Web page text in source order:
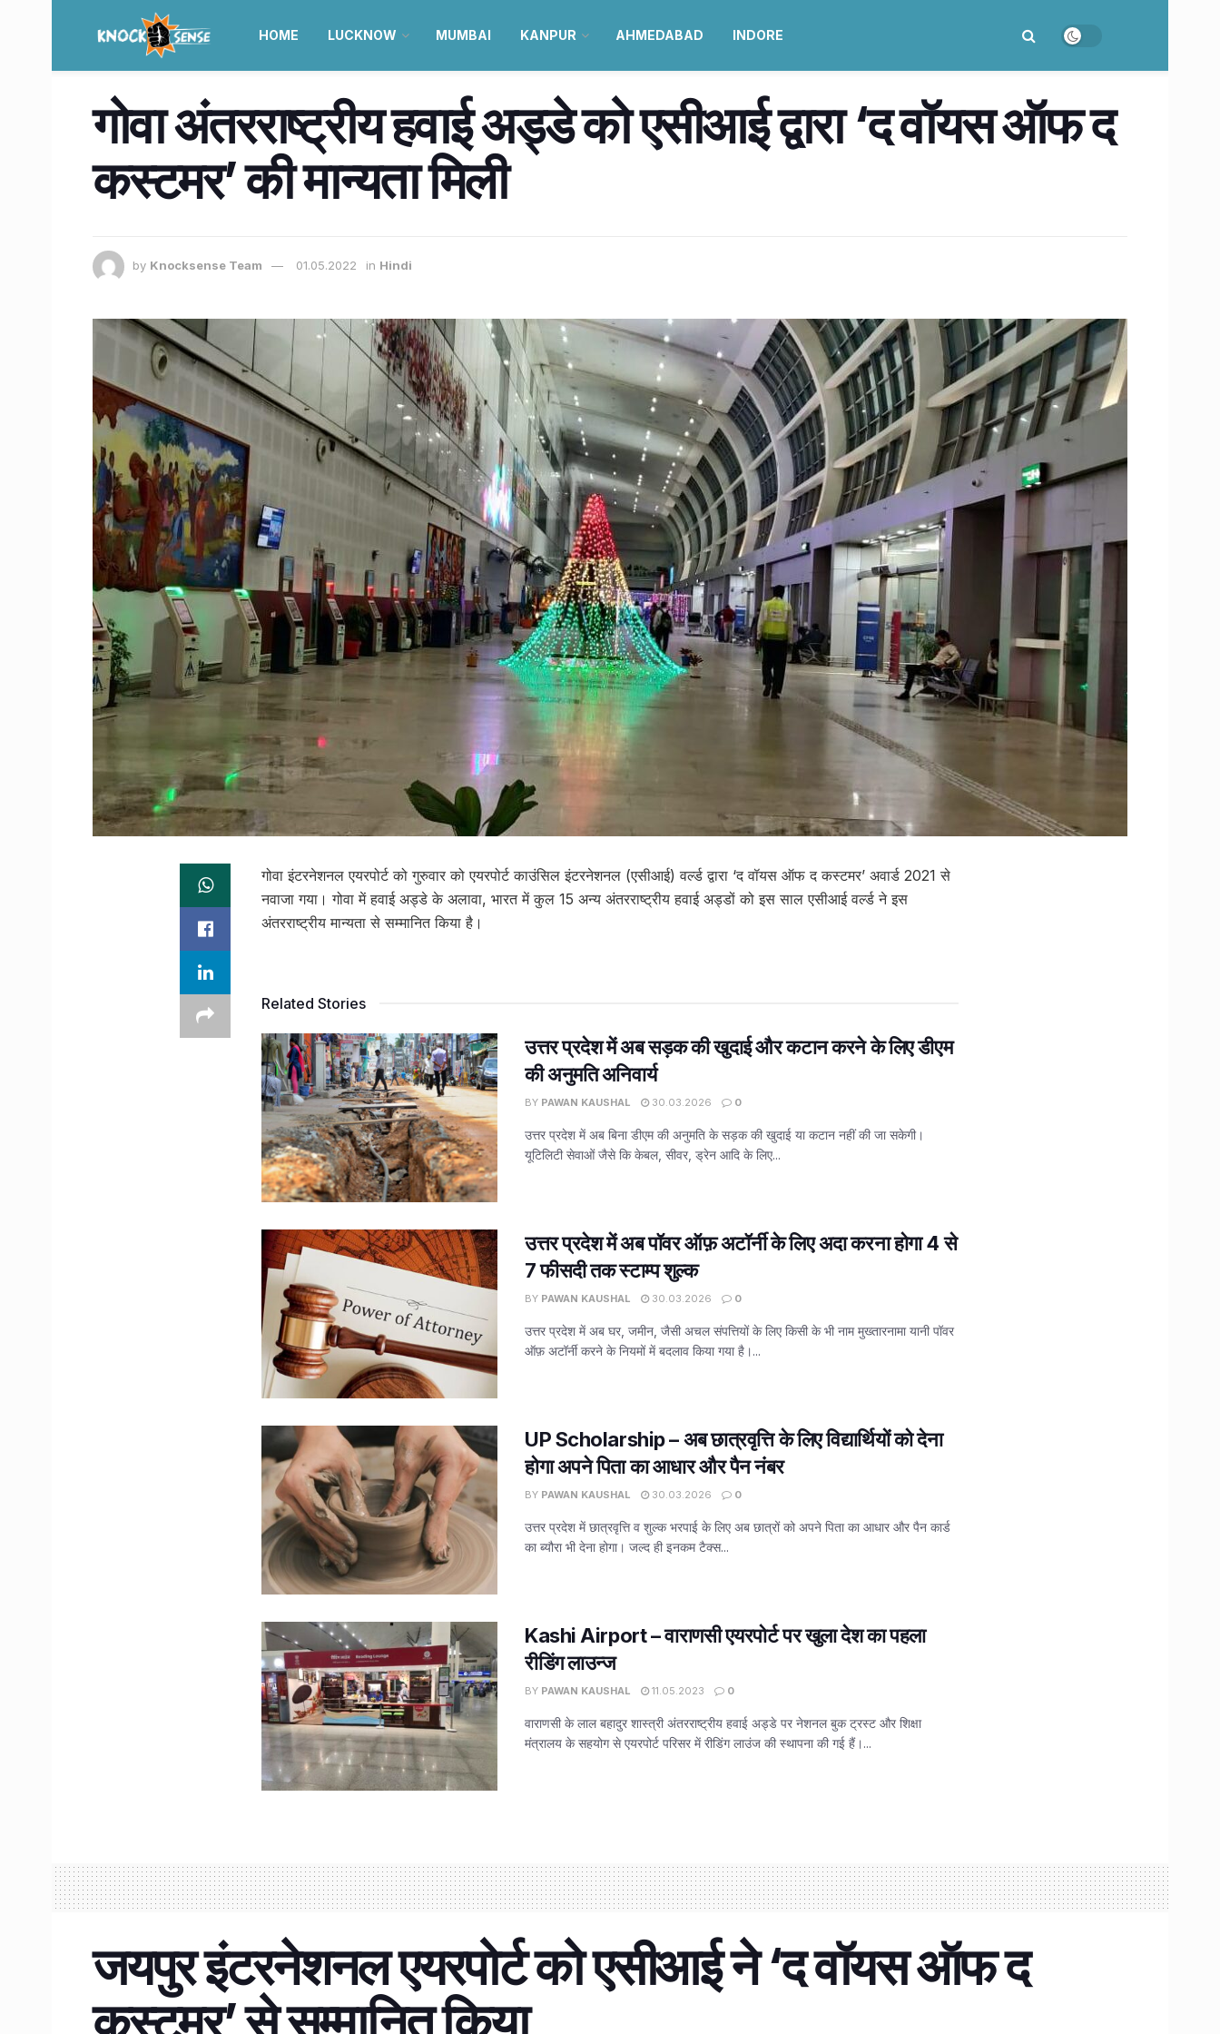
HOME LUCKNOW MUMBAI KANPUR AHMEDABAD INDORE
गोवा अंतरराष्ट्रीय हवाई अड्डे को एसीआई द्वारा ‘द वॉयस ऑफ द
कस्टमर’ की मान्यता मिली
by Knocksense Team 01.05.2022 in Hindi
गोवा इंटरनेशनल एयरपोर्ट को गुरुवार को एयरपोर्ट काउंसिल इंटरनेशनल (एसीआई) वर्ल्ड द्वारा ‘द वॉयस ऑफ द कस्टमर’ अवार्ड 2021 से
नवाजा गया। गोवा में हवाई अड्डे के अलावा, भारत में कुल 15 अन्य अंतरराष्ट्रीय हवाई अड्डों को इस साल एसीआई वर्ल्ड ने इस
अंतरराष्ट्रीय मान्यता से सम्मानित किया है।
Related Stories
उत्तर प्रदेश में अब सड़क की खुदाई और कटान करने के लिए डीएम
की अनुमति अनिवार्य
BY PAWAN KAUSHAL 30.03.2026 0
उत्तर प्रदेश में अब बिना डीएम की अनुमति के सड़क की खुदाई या कटान नहीं की जा सकेगी।
यूटिलिटी सेवाओं जैसे कि केबल, सीवर, ड्रेन आदि के लिए...
उत्तर प्रदेश में अब पॉवर ऑफ़ अटॉर्नी के लिए अदा करना होगा 4 से
7 फीसदी तक स्टाम्प शुल्क
BY PAWAN KAUSHAL 30.03.2026 0
उत्तर प्रदेश में अब घर, जमीन, जैसी अचल संपत्तियों के लिए किसी के भी नाम मुख्तारनामा यानी पॉवर
ऑफ़ अटॉर्नी करने के नियमों में बदलाव किया गया है।...
UP Scholarship – अब छात्रवृत्ति के लिए विद्यार्थियों को देना
होगा अपने पिता का आधार और पैन नंबर
BY PAWAN KAUSHAL 30.03.2026 0
उत्तर प्रदेश में छात्रवृत्ति व शुल्क भरपाई के लिए अब छात्रों को अपने पिता का आधार और पैन कार्ड
का ब्यौरा भी देना होगा। जल्द ही इनकम टैक्स...
Kashi Airport – वाराणसी एयरपोर्ट पर खुला देश का पहला
रीडिंग लाउन्ज
BY PAWAN KAUSHAL 11.05.2023 0
वाराणसी के लाल बहादुर शास्त्री अंतरराष्ट्रीय हवाई अड्डे पर नेशनल बुक ट्रस्ट और शिक्षा
मंत्रालय के सहयोग से एयरपोर्ट परिसर में रीडिंग लाउंज की स्थापना की गई हैं।...
जयपुर इंटरनेशनल एयरपोर्ट को एसीआई ने ‘द वॉयस ऑफ द